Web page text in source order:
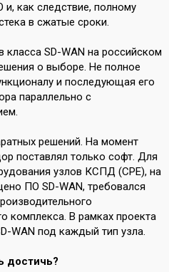
как следствие, полному
в сжатые сроки.
класса SD-WAN на российском
о выборе. Не полное
и последующая его
параллельно с
решений. На момент
поставлял только софт. Для
узлов КСПД (CPE), на
ПО SD-WAN, требовался
комплекса. В рамках проекта
WAN под каждый тип узла.
достичь?